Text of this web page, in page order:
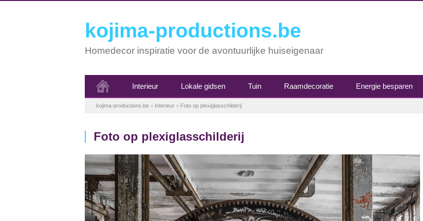
kojima-productions.be
Homedecor inspiratie voor de avontuurlijke huiseigenaar
Interieur Lokale gidsen Tuin Raamdecoratie Energie besparen
kojima-productions.be > Interieur > Foto op plexiglasschilderij
Foto op plexiglasschilderij